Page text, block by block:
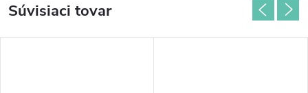
Súvisiaci tovar